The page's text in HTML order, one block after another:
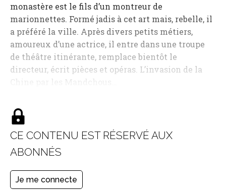
monastère est le fils d’un montreur de
marionnettes. Formé jadis à cet art mais, rebelle, il
a préféré la ville. Après divers petits métiers,
amoureux d’une actrice, il entre dans une troupe
de théâtre itinérante, remplace bientôt le
directeur, écrit pièces et opéras. L’invasion de la
Chine par les Mandchous…
CE CONTENU EST RÉSERVÉ AUX
ABONNÉS
Je me connecte